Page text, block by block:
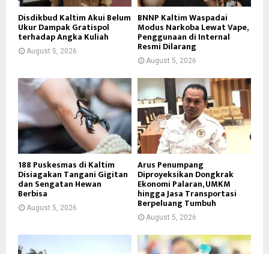
Disdikbud Kaltim Akui Belum
Ukur Dampak Gratispol
terhadap Angka Kuliah
August 5, 2026
BNNP Kaltim Waspadai
Modus Narkoba Lewat Vape,
Penggunaan di Internal
Resmi Dilarang
August 5, 2026
188 Puskesmas di Kaltim
Disiagakan Tangani Gigitan
dan Sengatan Hewan
Berbisa
August 5, 2026
Arus Penumpang
Diproyeksikan Dongkrak
Ekonomi Palaran, UMKM
hingga Jasa Transportasi
Berpeluang Tumbuh
August 5, 2026